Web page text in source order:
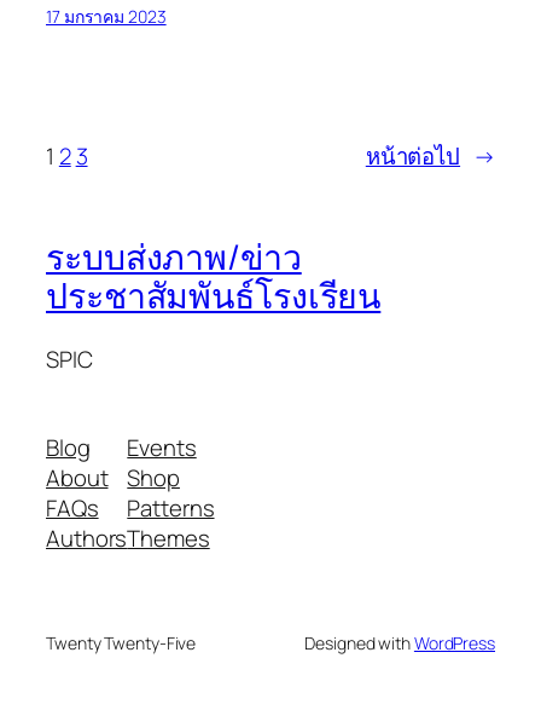
17 มกราคม 2023
1 2 3 หน้าต่อไป →
ระบบส่งภาพ/ข่าว
ประชาสัมพันธ์โรงเรียน
SPIC
Blog
About
FAQs
Authors
Events
Shop
Patterns
Themes
Twenty Twenty-Five Designed withWordPress